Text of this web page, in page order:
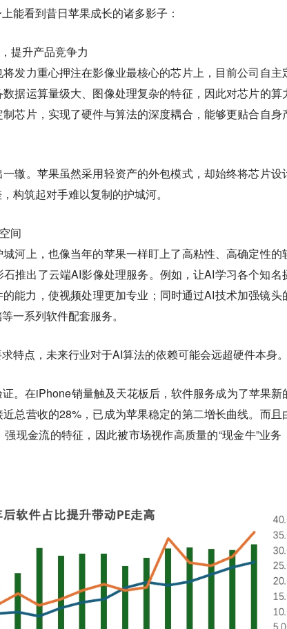
能看到昔日苹果成长的诸多影子：
提升产品竞争力
发力重心押注在影像业最核心的芯片上，目前公司自主
据运算量级大、图像处理复杂的特征，因此对芯片的算
芯片，实现了硬件与算法的深度耦合，能够更贴合自身
辙。苹果虽然采用轻资产的外包模式，却始终将芯片设
构筑起对手难以复制的护城河。
间
河上，也像当年的苹果一样盯上了高粘性、高确定性的
推出了云端AI影像处理服务。例如，让AI学习各个知名
能力，使视频处理更加专业；同时通过AI技术加强镜头
一系列软件配套服务。
特点，未来行业对于AI算法的依赖可能会远超硬件本身。
。在iPhone销量触及天花板后，软件服务成为了苹果新
总营收的28%，已成为苹果稳定的第二增长曲线。而且
现金流的特征，因此被市场视作高质量的“现金牛”业务